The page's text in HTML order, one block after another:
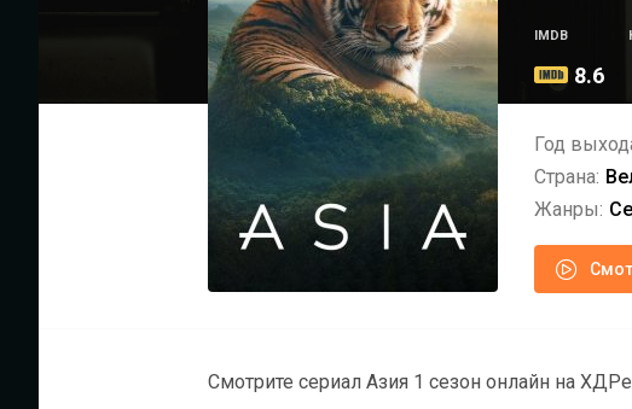
IMDB
8.6
Год
Страна:
Жанры:
Смотрите сериал Азия 1 сезон онлайн на